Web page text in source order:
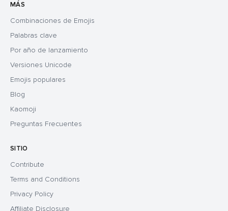
MÁS
Combinaciones de Emojis
Palabras clave
Por año de lanzamiento
Versiones Unicode
Emojis populares
Blog
Kaomoji
Preguntas Frecuentes
SITIO
Contribute
Terms and Conditions
Privacy Policy
Affiliate Disclosure